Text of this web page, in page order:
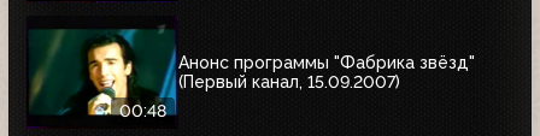
00:48
Анонс программы "Фабрика звёзд"
(Первый канал, 15.09.2007)